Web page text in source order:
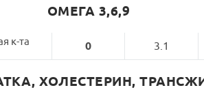
ОМЕГА 3,6,9
к-та 0 3.1
ХОЛЕСТЕРИН,